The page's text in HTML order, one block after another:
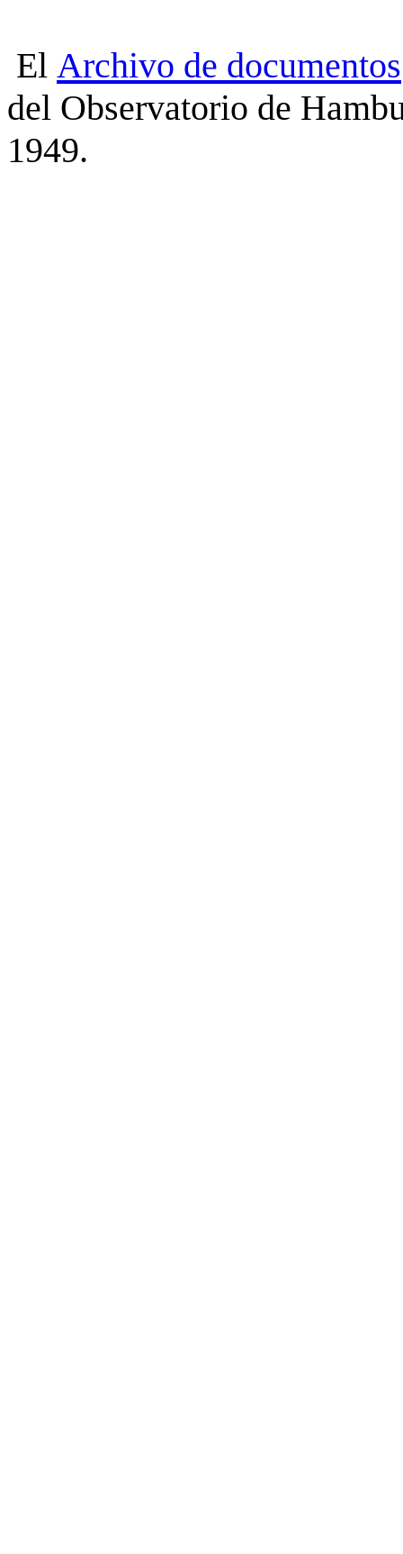
El Archivo de documentos
del Observatorio de
1949.